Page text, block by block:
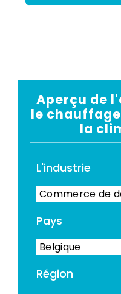
Aperçu de
le
la
L'industrie
Commerce de
Pays
Belgique
Région